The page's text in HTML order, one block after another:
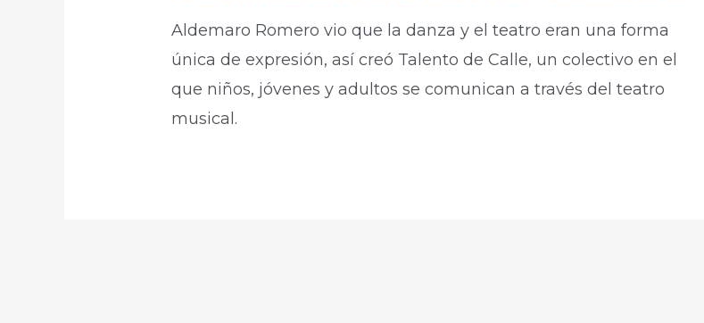
Aldemaro Romero vio que la danza y el teatro eran una forma
única de expresión, así creó Talento de Calle, un colectivo en el
que niños, jóvenes y adultos se comunican a través del teatro
musical.​